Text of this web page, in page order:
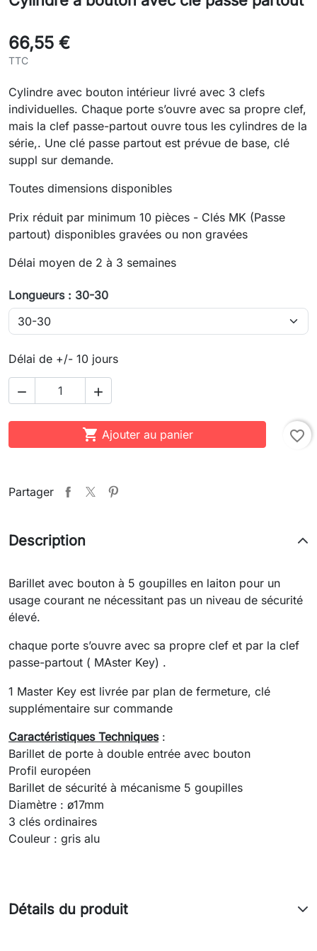
66,55 €
TTC
Cylindre avec bouton intérieur livré avec 3 clefs
individuelles. Chaque porte s’ouvre avec sa propre clef,
mais la clef passe-partout ouvre tous les cylindres de la
série,. Une clé passe partout est prévue de base, clé
suppl sur demande.
Toutes dimensions disponibles
Prix réduit par minimum 10 pièces - Clés MK (Passe
partout) disponibles gravées ou non gravées
Délai moyen de 2 à 3 semaines
Longueurs : 30-30
Délai de +/- 10 jours
 
 Ajouter au panier favorite_border
Partager
Description
Barillet avec bouton à 5 goupilles en laiton pour un
usage courant ne nécessitant pas un niveau de sécurité
élevé.
chaque porte s’ouvre avec sa propre clef et par la clef
passe-partout ( MAster Key) .
1 Master Key est livrée par plan de fermeture, clé
supplémentaire sur commande
Caractéristiques Techniques:
Barillet de porte à double entrée avec bouton
Profil européen
Barillet de sécurité à mécanisme 5 goupilles
Diamètre : ø17mm
3 clés ordinaires
Couleur : gris alu
Détails du produit